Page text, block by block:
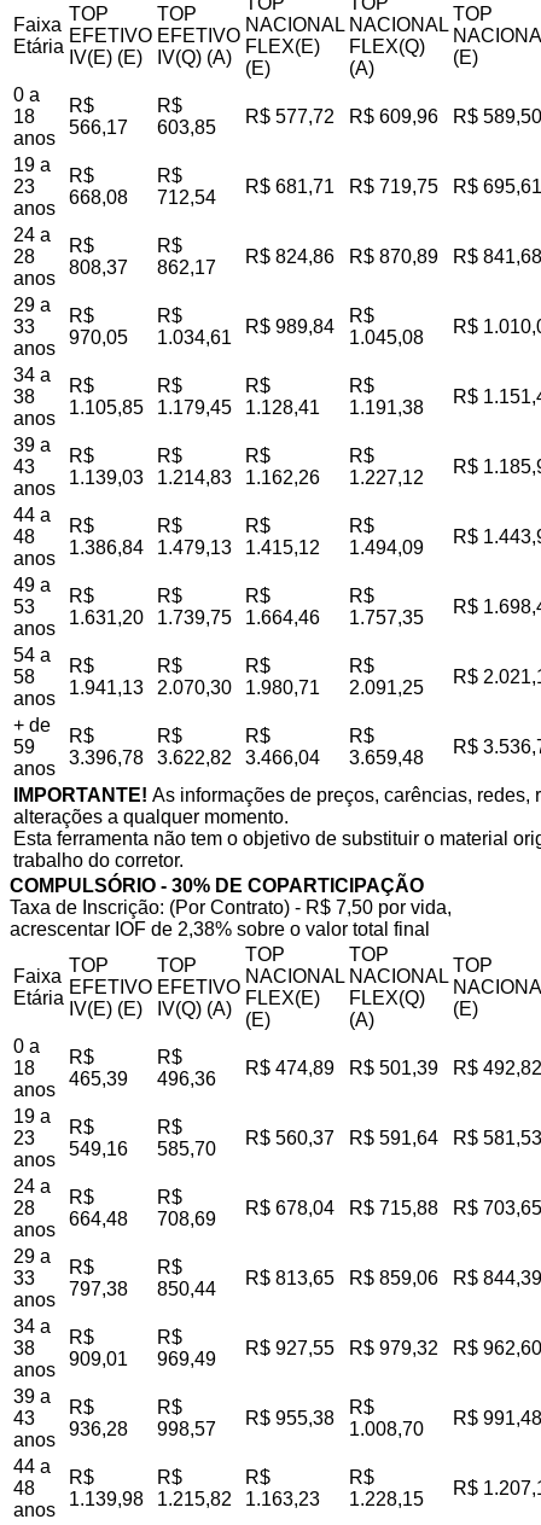
Faixa
Etária
TOP
EFETIVO
IV(E) (E)
TOP
EFETIVO
IV(Q) (A)
NACIONAL
FLEX(E)
(E)
NACIONAL
FLEX(Q)
(A)
TOP
(E)
0 a
18
anos
R$
566,17
R$
603,85
R$ 577,72 R$ 609,96 R$ 589,50
19 a
23
anos
R$
668,08
R$
712,54
R$ 681,71 R$ 719,75 R$ 695,61
24 a
28
anos
R$
808,37
R$
862,17
R$ 824,86 R$ 870,89 R$ 841,68
29 a
33
anos
R$
970,05
R$
1.034,61
R$ 989,84
R$
1.045,08
R$
34 a
38
anos
R$
1.105,85
R$
1.179,45
R$
1.128,41
R$
1.191,38
R$
39 a
43
anos
R$
1.139,03
R$
1.214,83
R$
1.162,26
R$
1.227,12
R$
44 a
48
anos
R$
1.386,84
R$
1.479,13
R$
1.415,12
R$
1.494,09
R$
49 a
53
anos
R$
1.631,20
R$
1.739,75
R$
1.664,46
R$
1.757,35
R$
54 a
58
anos
R$
1.941,13
R$
2.070,30
R$
1.980,71
R$
2.091,25
R$
+ de
59
anos
R$
3.396,78
R$
3.622,82
R$
3.466,04
R$
3.659,48
R$
IMPORTANTE! As informações de preços, carências,
alterações a qualquer momento.
Esta ferramenta não tem o objetivo de substituir o material
trabalho do corretor.
COMPULSÓRIO - 30% DE COPARTICIPAÇÃO
Taxa de Inscrição: (Por Contrato) - R$ 7,50 por vida,
acrescentar IOF de 2,38% sobre o valor total final
Faixa
Etária
TOP
EFETIVO
IV(E) (E)
TOP
EFETIVO
IV(Q) (A)
TOP
NACIONAL
FLEX(E)
(E)
TOP
NACIONAL
FLEX(Q)
(A)
TOP
(E)
0 a
18
anos
R$
465,39
R$
496,36
R$ 474,89 R$ 501,39 R$ 492,82
19 a
23
anos
R$
549,16
R$
585,70
R$ 560,37 R$ 591,64 R$ 581,53
24 a
28
anos
R$
664,48
R$
708,69
R$ 678,04 R$ 715,88 R$ 703,65
29 a
33
anos
R$
797,38
R$
850,44
R$ 813,65 R$ 859,06 R$ 844,39
34 a
38
anos
R$
909,01
R$
969,49
R$ 927,55 R$ 979,32 R$ 962,60
39 a
43
anos
R$
936,28
R$
998,57
R$ 955,38
R$
1.008,70
R$ 991,48
44 a
48
anos
R$
1.139,98
R$
1.215,82
R$
1.163,23
R$
1.228,15
R$